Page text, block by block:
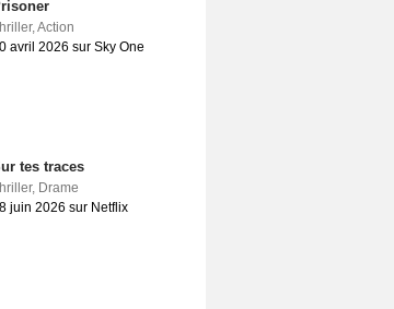
,Action
avril 2026 sur Sky One
tes traces
, Drame
juin 2026 sur Netflix